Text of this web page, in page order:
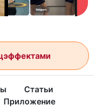
Статьи
Приложение